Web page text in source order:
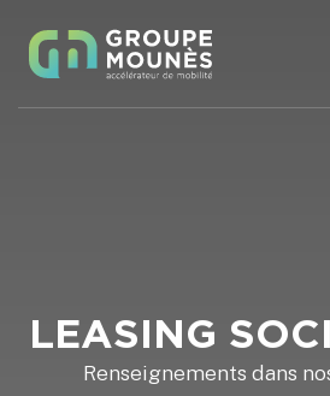
LEASING
Renseignements dans